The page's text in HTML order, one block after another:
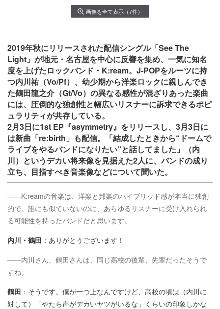
画像を全て表示（7件）
2019年秋にリリースされた配信シングル「See The
Light」が地元・名古屋を中心に反響を集め、一気に知名
度を上げたロックバンド・K:ream。J-POPをルーツに持
つ内川祐（Vo/Pf）、幼少期から洋楽ロックに親しんでき
た鶴田龍之介（Gt/Vo）の異なる感性が混ざりあった楽曲
には、圧倒的な独創性と幅広いリスナーに訴求できるポピ
ュラリティが共存している。
2月3日に1st EP『asymmetry』をリリースし、3月3日に
は新曲「re:birth」も配信。「結成したときから“ドームで
ライブをやるバンドになりたい”と話してました」（内
川）というデカい将来像を見据えた2人に、バンドの成り
立ち、目指すべき音楽像などについて聞いた。
——K:reamの音楽は、洋楽と邦楽のハイブリッド感が本当に独創
的で。誰にも似ていないのに、あらゆるリスナーに受け入れられ
る可能性を持ったバンドだと思います。
内川・鶴田 ：ありがとうございます！
——内川さん、鶴田さんは、同じ高校の後輩、先輩だったそうで
すね。
鶴田 ：そうです。僕が一つ上なんですけど、高校の頃は（内川に
対して）「やたら声がデカいヤツがいるな」くらいの印象しかな